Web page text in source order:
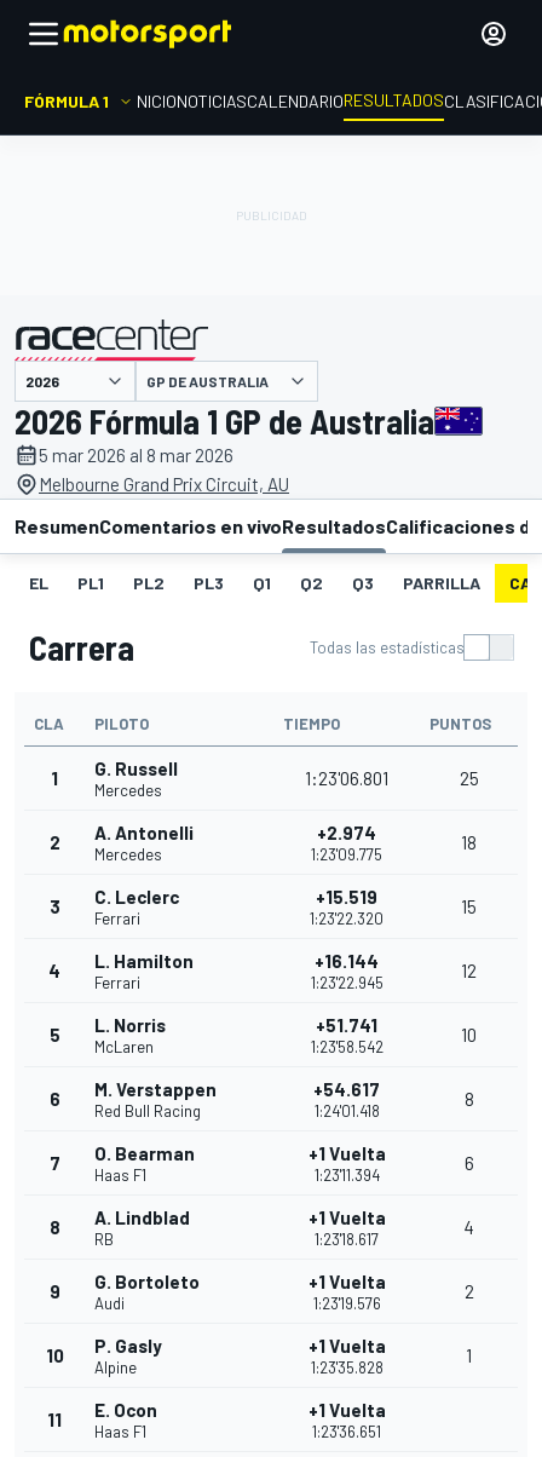
FÓRMULA 1 INICIONOTICIASCALENDARIORESULTADOS
presentado por GP DE AUSTRALIA
2026 Fórmula 1 GP de Australia
5 mar 2026 al 8 mar 2026
Melbourne Grand Prix Circuit, AU
ResumenComentarios en vivoResultadosCalificaciones
EL PL1 PL2 PL3 Q1 Q2 Q3 PARRILLA
Carrera Todas las estadísticas
CLA PILOTO TIEMPO PUNTOS
1 G. Russell
Mercedes
1:23'06.801 25
2 A. Antonelli
Mercedes
+2.974
1:23'09.775
18
3 C. Leclerc
Ferrari
+15.519
1:23'22.320
15
4 L. Hamilton
Ferrari
+16.144
1:23'22.945
12
5 L. Norris
McLaren
+51.741
1:23'58.542
10
6 M. Verstappen
Red Bull Racing
+54.617
1:24'01.418
8
7 O. Bearman
Haas F1
+1 Vuelta
1:23'11.394
6
8 A. Lindblad
RB
+1 Vuelta
1:23'18.617
4
9 G. Bortoleto
Audi
+1 Vuelta
1:23'19.576
2
10 P. Gasly
Alpine
+1 Vuelta
1:23'35.828
1
11 E. Ocon
Haas F1
+1 Vuelta
1:23'36.651